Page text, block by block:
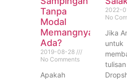
Tanpa
Modal
Memangnya
Ada?
2019-08-28
No Comments
Apakah
2022-
No
Jika
untuk